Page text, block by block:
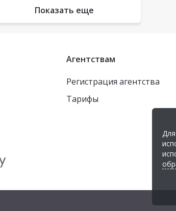
Показать еще
Агентствам
Регистрация агентства
Тарифы